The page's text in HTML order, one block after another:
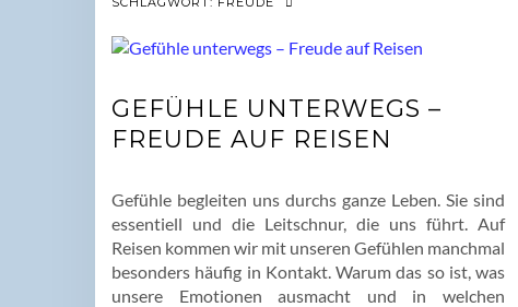
GEFÜHLE UNTERWEGS –
FREUDE AUF REISEN
Gefühle begleiten uns durchs ganze Leben. Sie sind
essentiell und die Leitschnur, die uns führt. Auf
Reisen kommen wir mit unseren Gefühlen manchmal
besonders häufig in Kontakt. Warum das so ist, was
unsere Emotionen ausmacht und in welchen